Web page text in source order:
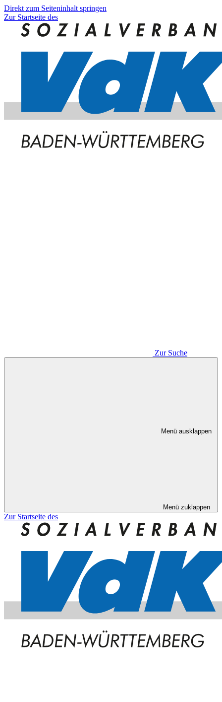
Direkt zum Seiteninhalt springen
Zur Startseite des
Zur Suche
Menü ausklappen
Menü zuklappen
Zur Startseite des